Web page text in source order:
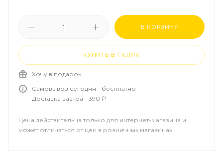
В КОРЗИНУ
КУПИТЬ В 1 КЛИК
Хочу в подарок
Самовывоз сегодня - бесплатно
Доставка завтра - 390 ₽
Цена действительна только для интернет-магазина и
может отличаться от цен в розничных магазинах